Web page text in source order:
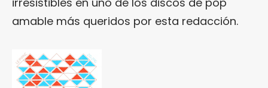
amable más queridos por esta redacción.